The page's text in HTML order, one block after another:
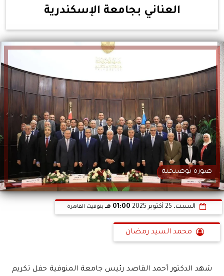
العناني بجامعة الإسكندرية
صورة توضيحية
السبت، 25 أكتوبر 2025 01:00 مـ بتوقيت القاهرة
محمد السيد رمضان
شهد الدكتور أحمد القاصد رئيس جامعة المنوفية حفل تكريم